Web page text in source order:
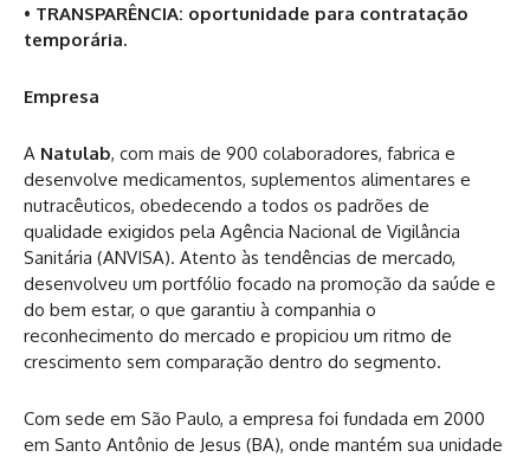
• TRANSPARÊNCIA: oportunidade para contratação
temporária.
Empresa
A Natulab, com mais de 900 colaboradores, fabrica e
desenvolve medicamentos, suplementos alimentares e
nutracêuticos, obedecendo a todos os padrões de
qualidade exigidos pela Agência Nacional de Vigilância
Sanitária (ANVISA). Atento às tendências de mercado,
desenvolveu um portfólio focado na promoção da saúde e
do bem estar, o que garantiu à companhia o
reconhecimento do mercado e propiciou um ritmo de
crescimento sem comparação dentro do segmento.
Com sede em São Paulo, a empresa foi fundada em 2000
em Santo Antônio de Jesus (BA), onde mantém sua unidade